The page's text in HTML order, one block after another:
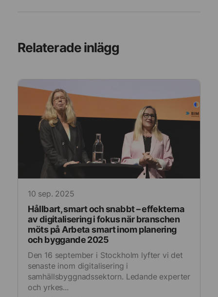
Relaterade inlägg
10 sep. 2025
Hållbart, smart och snabbt – effekterna
av digitalisering i fokus när branschen
möts på Arbeta smart inom planering
och byggande 2025
Den 16 september i Stockholm lyfter vi det
senaste inom digitalisering i
samhällsbyggnadssektorn. Ledande experter
och yrkes...